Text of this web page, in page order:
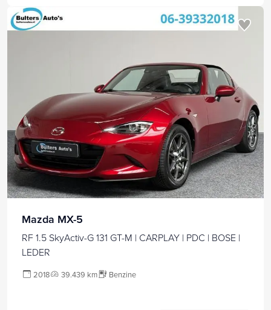
Mazda MX-5
RF 1.5 SkyActiv-G 131 GT-M | CARPLAY | PDC | BOSE |
LEDER
2018 39.439 km Benzine